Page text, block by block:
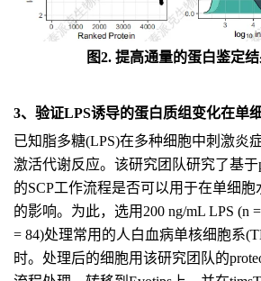
图2. 提高通量的蛋白鉴定
3、验证LPS诱导的蛋白质组变化在单
已知脂多糖(LPS)在多种细胞中刺激炎
激活代谢反应。该研究团队研究了基于
的SCP工作流程是否可以用于在单细
的影响。为此，选用200 ng/mL LPS (n
= 84)处理常用的人白血病单核细胞系
时。处理后的细胞用该研究团队的